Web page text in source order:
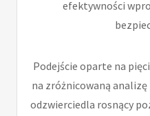
efektywności
Podejście oparte na
na zróżnicowaną
odzwierciedla rosnący